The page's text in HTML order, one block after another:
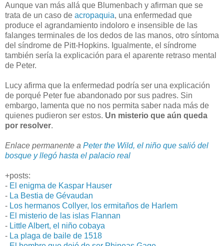
Aunque van más allá que Blumenbach y afirman que se
trata de un caso de acropaquia, una enfermedad que
produce el agrandamiento indoloro e insensible de las
falanges terminales de los dedos de las manos, otro síntoma
del síndrome de Pitt-Hopkins. Igualmente, el síndrome
también sería la explicación para el aparente retraso mental
de Peter.
Lucy afirma que la enfermedad podría ser una explicación
de porqué Peter fue abandonado por sus padres. Sin
embargo, lamenta que no nos permita saber nada más de
quienes pudieron ser estos. Un misterio que aún queda
por resolver.
Enlace permanente a Peter the Wild, el niño que salió del
bosque y llegó hasta el palacio real
+posts:
- El enigma de Kaspar Hauser
- La Bestia de Gévaudan
- Los hermanos Collyer, los ermitaños de Harlem
- El misterio de las islas Flannan
- Little Albert, el niño cobaya
- La plaga de baile de 1518